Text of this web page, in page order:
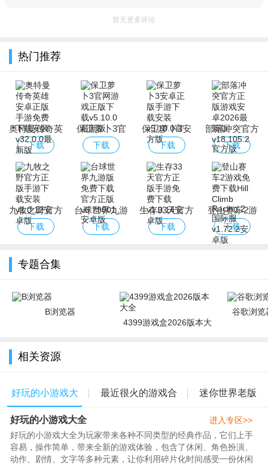
暂无更多评论
热门推荐
奥特曼传奇英
雄安卓正版手
游免费下载安
装
下载
保卫萝卜3官
网游戏正版下
下载
保卫萝卜3安
卓正版手游下
载安装
下载
部落冲突官方
正版游戏安卓
2026最新版
下载
九牧之野官方
正版手游下载
下载
台球世界九游
版免费下载官
下载
生存33天官方
正版手游免费
下载
登山赛车2游
戏免费下载
Hill Climb
下载
专题合集
B浏览器
4399游戏盒2026版本大
谷歌浏览
相关资源
好玩的小游戏大
全
最近很火的游戏合 迷你世界老版
本
好玩的小游戏大全
好玩的小游戏大全为玩家带来各种不同类型的经典作品，它们上手
容易，操作简单，带来全新的游戏体验，包含了休闲、角色扮演、
动作、剧情、文字等多种元素，让你利用碎片化时间感受一份休闲
进入专区>>